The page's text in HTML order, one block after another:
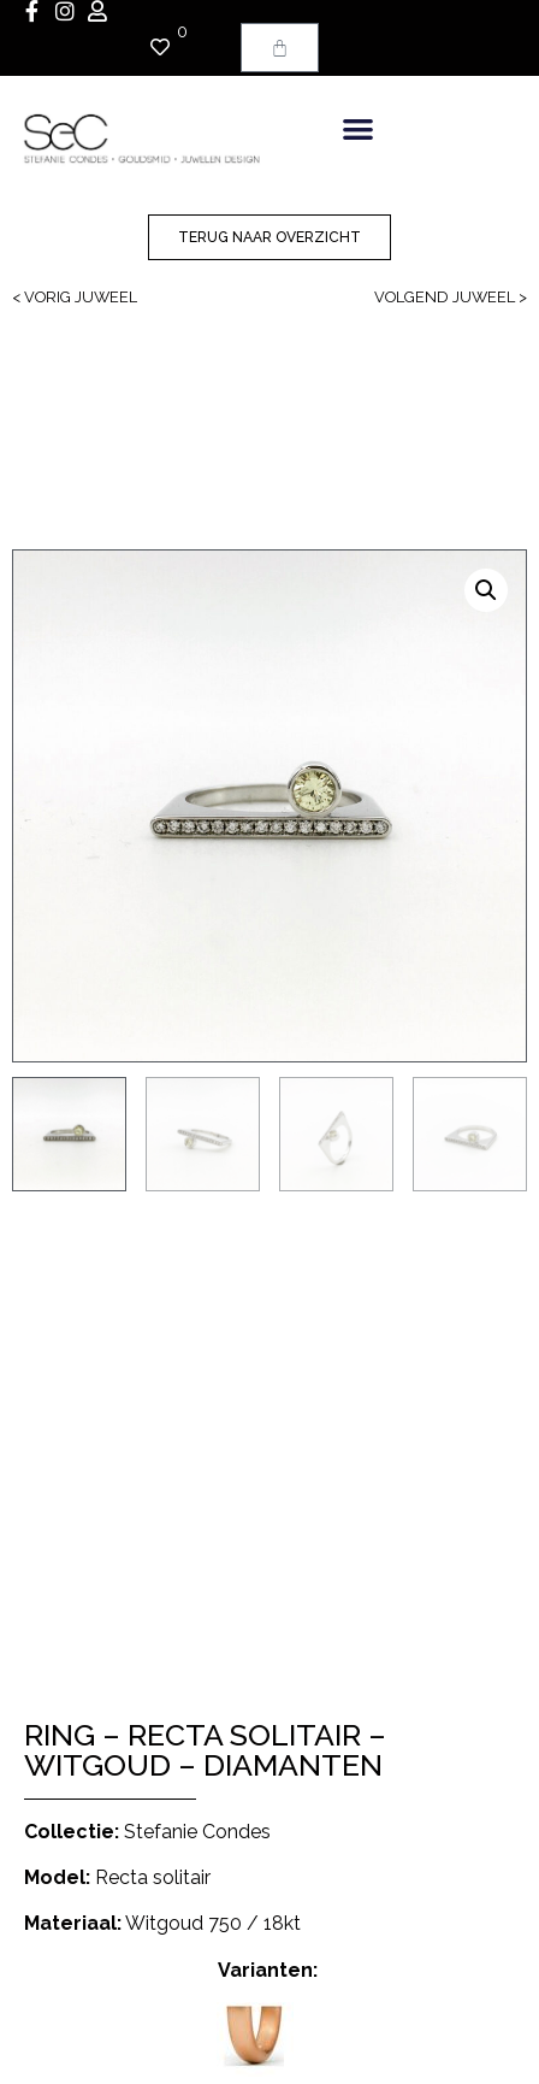
0
TERUG NAAR OVERZICHT
< VORIG JUWEEL VOLGEND JUWEEL >
RING – RECTA SOLITAIR –
WITGOUD – DIAMANTEN
Collectie: Stefanie Condes
Model: Recta solitair
Materiaal:Witgoud 750 / 18kt
Varianten: